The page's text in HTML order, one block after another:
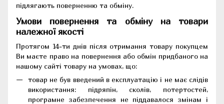
підлягають поверненню та обміну.
Умови повернення та обміну на товари
належної якості
Протягом 14-ти днів після отримання товару покупцем
Ви маєте право на повернення або обмін придбаного на
нашому сайті товару на умовах, що:
товар не був введений в експлуатацію і не має слідів
використання: підряпін, сколів, потертостей,
програмне забезпечення не піддавалося змінам і